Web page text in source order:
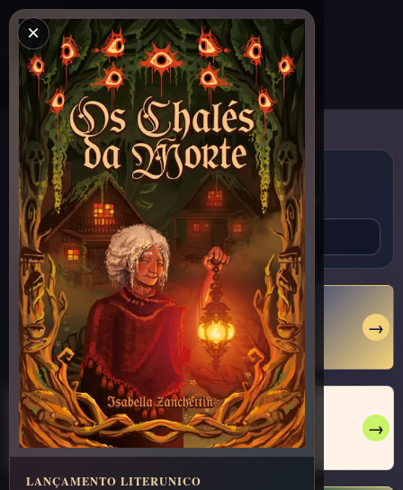
×
LANÇAMENTO LITERUNICO
LITERUNICO
PORTAL LITERÁRIO
Portal Litverso Criar conta Entrar
Buscar livros e autores
Digite pelo menos 2 letras. Ex.: títuloou nome do autor
BIENAL SP 2026
Literunico na Bienal →
OFF-BIENAL
Veja como foi! →